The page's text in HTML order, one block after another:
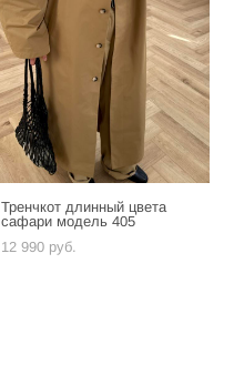
Тренчкот длинный цвета
сафари модель 405
12 990 pуб.